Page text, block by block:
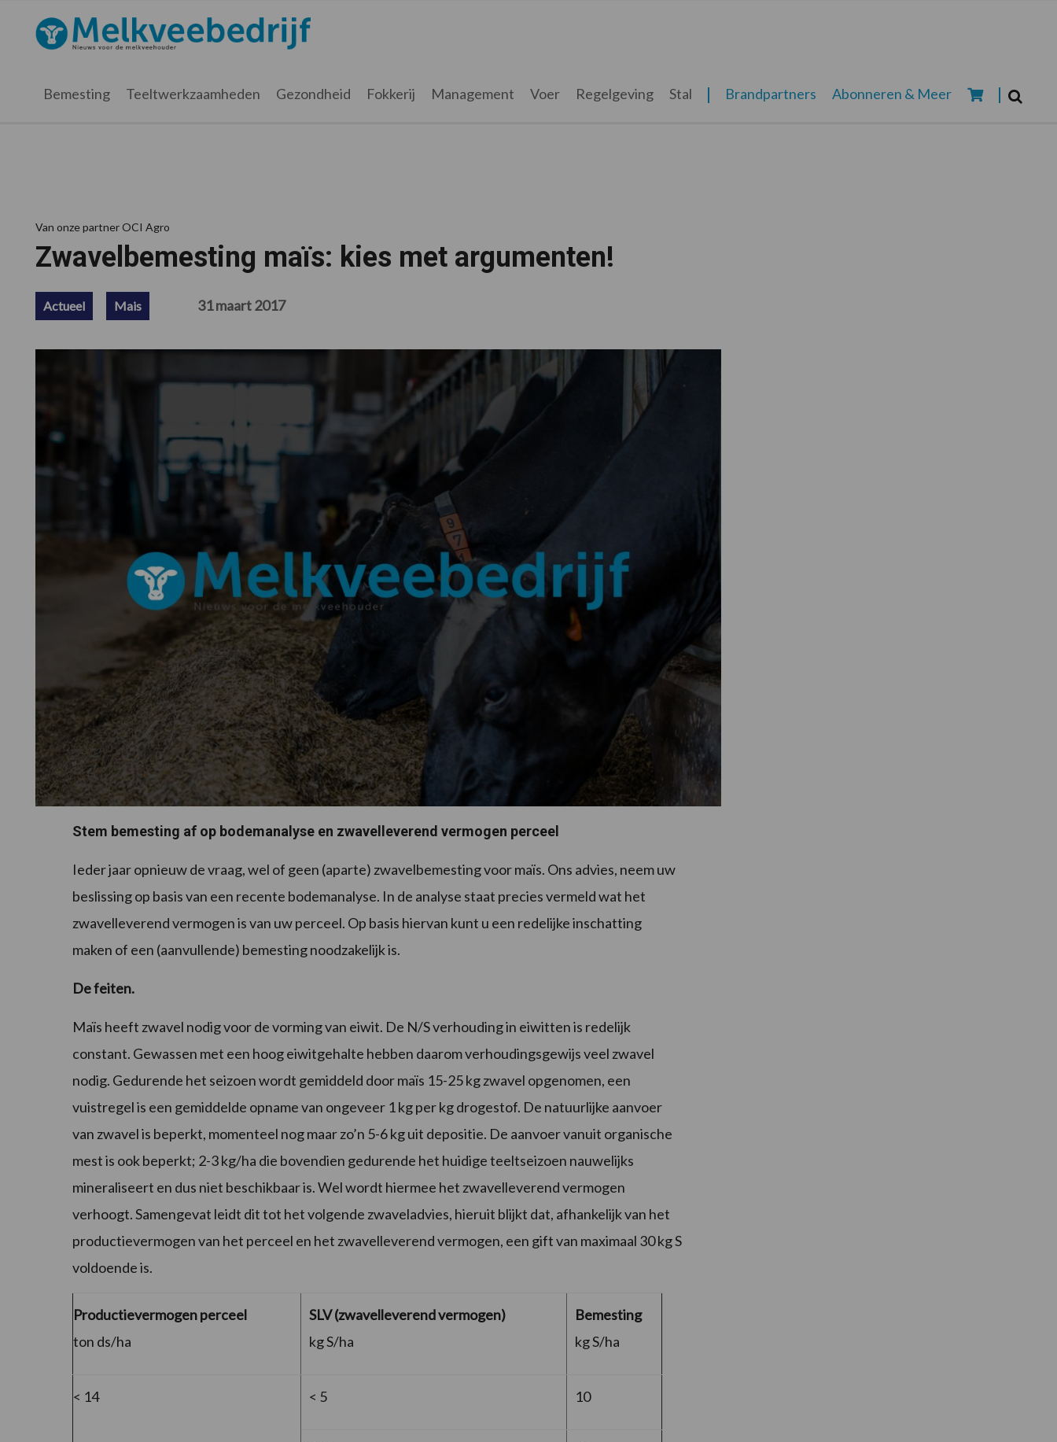
hoofdnavigatie
hoofd
eerste
voettekst
Melkveebedrijf.nl
Bemesting Teeltwerkzaamheden Gezondheid Fokkerij Management Voer Regelgeving Stal Brandpartners Abonneren & Meer
Van onze partner OCI Agro
Zwavelbemesting maïs: kies met argumenten!
Actueel Mais 31 maart 2017
Stem bemesting af op bodemanalyse en zwavelleverend vermogen perceel
Ieder jaar opnieuw de vraag, wel of geen (aparte) zwavelbemesting voor maïs. Ons advies, neem uw
beslissing op basis van een recente bodemanalyse. In de analyse staat precies vermeld wat het
zwavelleverend vermogen is van uw perceel. Op basis hiervan kunt u een redelijke inschatting
maken of een (aanvullende) bemesting noodzakelijk is.
De feiten.
Maïs heeft zwavel nodig voor de vorming van eiwit. De N/S verhouding in eiwitten is redelijk
constant. Gewassen met een hoog eiwitgehalte hebben daarom verhoudingsgewijs veel zwavel
nodig. Gedurende het seizoen wordt gemiddeld door maïs 15-25 kg zwavel opgenomen, een
vuistregel is een gemiddelde opname van ongeveer 1 kg per kg drogestof. De natuurlijke aanvoer
van zwavel is beperkt, momenteel nog maar zo’n 5-6 kg uit depositie. De aanvoer vanuit organische
mest is ook beperkt; 2-3 kg/ha die bovendien gedurende het huidige teeltseizoen nauwelijks
mineraliseert en dus niet beschikbaar is. Wel wordt hiermee het zwavelleverend vermogen
verhoogt. Samengevat leidt dit tot het volgende zwaveladvies, hieruit blijkt dat, afhankelijk van het
productievermogen van het perceel en het zwavelleverend vermogen, een gift van maximaal 30 kg S
voldoende is.
Productievermogen perceel
ton ds/ha
SLV (zwavelleverend vermogen)
kg S/ha
Bemesting
kg S/ha
< 14 < 5 10